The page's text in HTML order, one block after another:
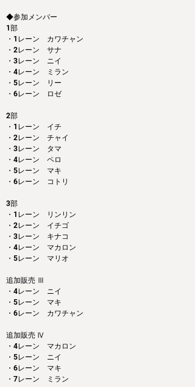
◆参加メンバー
1部
・1レーン　カワチャン
・2レーン　サナ
・3レーン　ニイ
・4レーン　ミラン
・5レーン　リー
・6レーン　ロゼ
2部
・1レーン　イチ
・2レーン　チャイ
・3レーン　タマ
・4レーン　ペロ
・5レーン　マキ
・6レーン　コトリ
3部
・1レーン　リンリン
・2レーン　イチゴ
・3レーン　キナコ
・4レーン　マカロン
・5レーン　マリオ
追加販売 Ⅲ
・4レーン　ニイ
・5レーン　マキ
・6レーン　カワチャン
追加販売 Ⅳ
・4レーン　マカロン
・5レーン　ニイ
・6レーン　マキ
・7レーン　ミラン